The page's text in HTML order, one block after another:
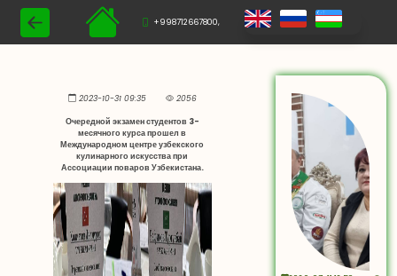
+998712667800,
2023-10-31 09:35 2056
Очередной экзамен студентов 3-
месячного курса прошел в
Международном центре узбекского
кулинарного искусства при
Ассоциации поваров Узбекистана.